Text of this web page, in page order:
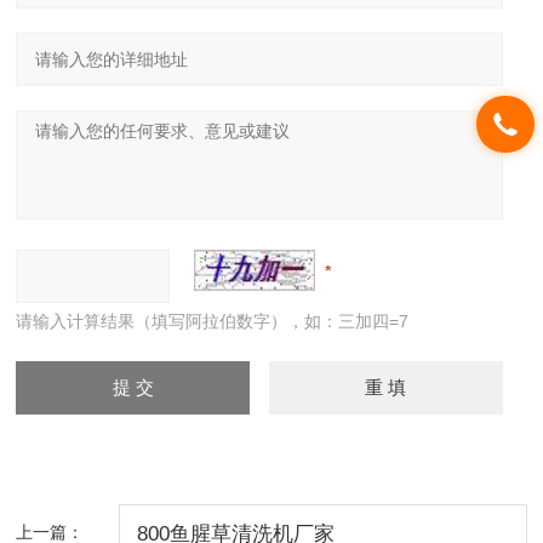
请输入计算结果（填写阿拉伯数字），如：三加四=7
上一篇： 800鱼腥草清洗机厂家